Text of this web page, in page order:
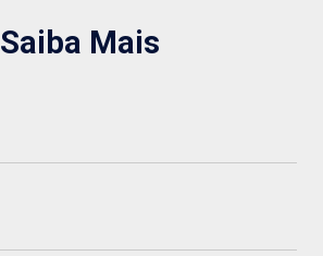
Saiba Mais